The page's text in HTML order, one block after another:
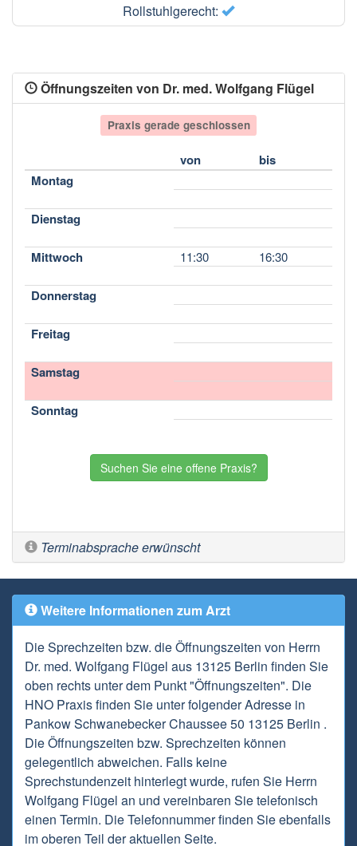
Rollstuhlgerecht:
Öffnungszeiten von Dr. med. Wolfgang Flügel
Praxis gerade geschlossen
von
bis
Montag
Dienstag
Mittwoch 11:30 16:30
Donnerstag
Freitag
Samstag
Sonntag
Suchen Sie eine offene Praxis?
Terminabsprache erwünscht
Weitere Informationen zum Arzt
Die Sprechzeiten bzw. die Öffnungszeiten von Herrn
Dr. med. Wolfgang Flügel aus 13125 Berlin finden Sie
oben rechts unter dem Punkt "Öffnungszeiten". Die
HNO Praxis finden Sie unter folgender Adresse in
Pankow Schwanebecker Chaussee 50 13125 Berlin .
Die Öffnungszeiten bzw. Sprechzeiten können
gelegentlich abweichen. Falls keine
Sprechstundenzeit hinterlegt wurde, rufen Sie Herrn
Wolfgang Flügel an und vereinbaren Sie telefonisch
einen Termin. Die Telefonnummer finden Sie ebenfalls
im oberen Teil der aktuellen Seite.